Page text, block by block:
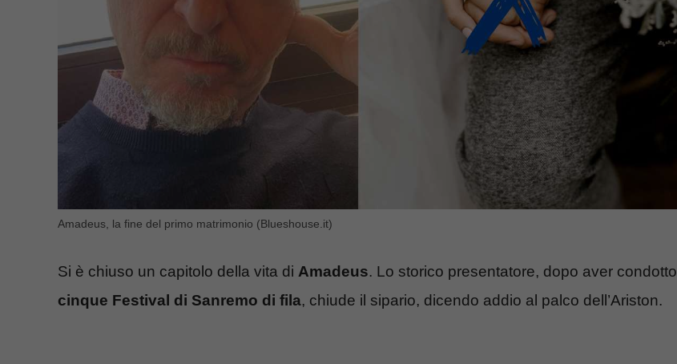
Amadeus, la fine del primo matrimonio (Blueshouse.it)
Si è chiuso un capitolo della vita di Amadeus. Lo storico presentatore, dopo aver condotto
cinque Festival di Sanremo di fila, chiude il sipario, dicendo addio al palco dell’Ariston.